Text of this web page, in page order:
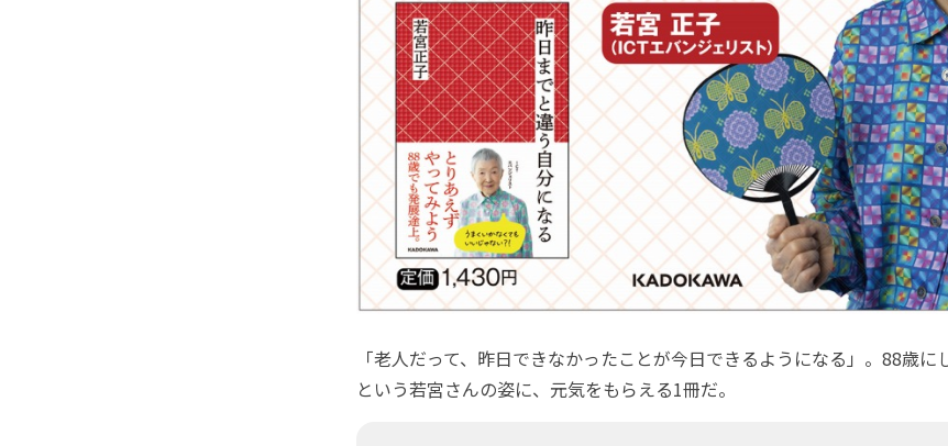
「老人だって、昨日できなかったことが今日できるようになる」。88歳に
という若宮さんの姿に、元気をもらえる1冊だ。